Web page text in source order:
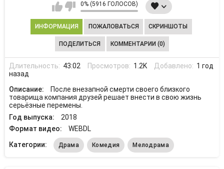
0% (5916 ГОЛОСОВ)
ИНФОРМАЦИЯ ПОЖАЛОВАТЬСЯ СКРИНШОТЫ
ПОДЕЛИТЬСЯ КОММЕНТАРИИ (0)
Длительность: 43:02 Просмотров: 1.2K Добавлено: 1 год
назад
Описание:
После внезапной смерти своего близкого
товарища компания друзей решает внести в свою жизнь
серьёзные перемены.
Год выпуска:
2018
Формат видео:
WEBDL
Категории:
Драма Комедия Мелодрама